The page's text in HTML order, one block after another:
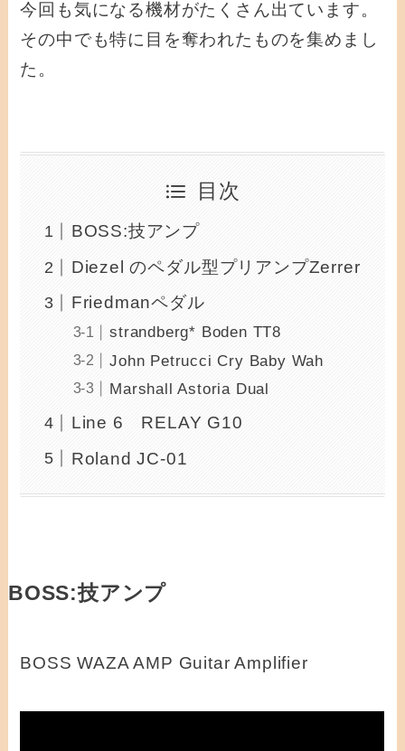
今回も気になる機材がたくさん出ています。
その中でも特に目を奪われたものを集めまし
た。
目次
BOSS:技アンプ
Diezel のペダル型プリアンプZerrer
Friedmanペダル
strandberg* Boden TT8
John Petrucci Cry Baby Wah
Marshall Astoria Dual
Line 6 RELAY G10
Roland JC-01
BOSS:技アンプ
BOSS WAZA AMP Guitar Amplifier